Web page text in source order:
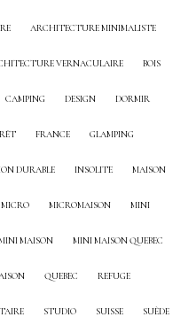
ARCHITECTURE MINIMALISTE
VERNACULAIRE BOIS
CAMPING DESIGN DORMIR
FRANCE GLAMPING
DURABLE INSOLITE MAISON
MICRO MICROMAISON MINI
MAISON MINI MAISON QUEBEC
QUEBEC REFUGE
STUDIO SUISSE SUÈDE